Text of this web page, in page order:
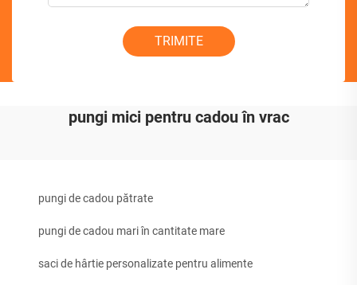
TRIMITE
pungi mici pentru cadou în vrac
pungi de cadou pătrate
pungi de cadou mari în cantitate mare
saci de hârtie personalizate pentru alimente